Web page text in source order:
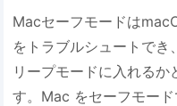
Macセーフモードは
をトラブルシュートでき
リープモードに入れるか
す。Mac をセーフモー